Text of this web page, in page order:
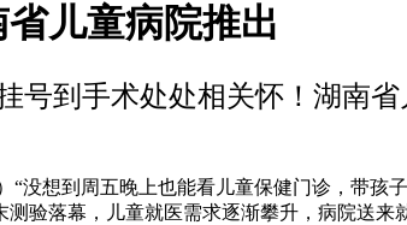
儿童病院推出
号到手术处处相关怀！湖南省
想到周五晚上也能看儿童保健门诊，带孩
验落幕，儿童就医需求逐渐攀升，病院送